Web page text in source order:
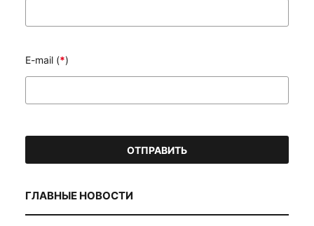
E-mail (*)
ГЛАВНЫЕ НОВОСТИ